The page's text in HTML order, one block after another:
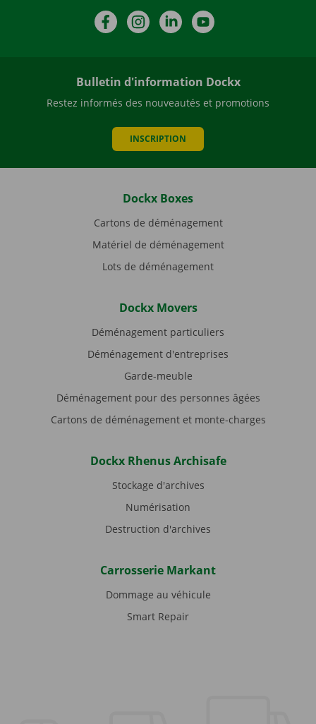
FacebookInstagramLinkedIn
Bulletin d'information Dockx
Restez informés des nouveautés et promotions
INSCRIPTION
Dockx Boxes
Cartons de déménagement
Matériel de déménagement
Lots de déménagement
Dockx Movers
Déménagement particuliers
Déménagement d'entreprises
Garde-meuble
Déménagement pour des personnes âgées
Cartons de déménagement et monte-charges
Dockx Rhenus Archisafe
Stockage d'archives
Numérisation
Destruction d'archives
Carrosserie Markant
Dommage au véhicule
Smart Repair